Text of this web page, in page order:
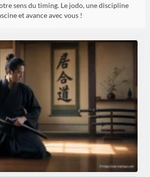
sens du timing. Le jodo, une discipline
et avance avec vous !